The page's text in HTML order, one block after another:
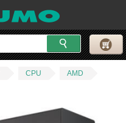
CPU
AMD